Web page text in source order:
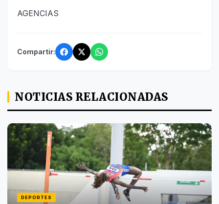
AGENCIAS
Compartir:
NOTICIAS RELACIONADAS
DEPORTES